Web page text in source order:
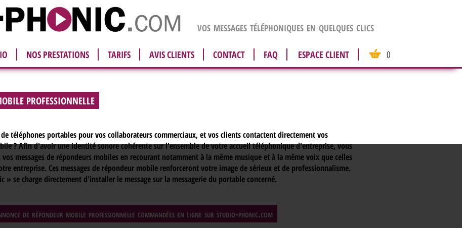
vos messages téléphoniques en quelques clics
NOS PRESTATIONS TARIFS AVIS CLIENTS CONTACT FAQ ESPACE CLIENT 0
PROFESSIONNELLE
téléphones portables pour vos collaborateurs commerciaux, et vos clients contactent directement vos
? Afin d'avoir une identité sonore cohérente sur l'ensemble de votre accueil téléphonique d'entreprise, vous
messages de répondeurs mobiles en recourant notamment à la même musique et à la même voix que celles
entreprise. Ces messages de répondeur mobile renforceront votre image de sérieux et de professionnalisme.
» se charge directement d'installer le message sur la messagerie du portable concerné.
de répondeur mobile professionnelle commandées en ligne sur studio-phonic.com